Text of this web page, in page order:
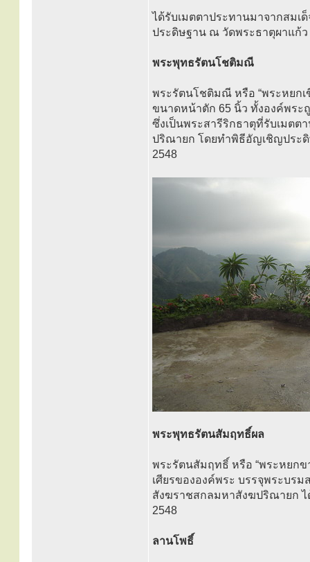
ได้รับเมตตาประทานมาจากสม
ประดิษฐาน ณ วัดพระธาตุผาแก้
พระพุทธรัตนโชติมณี
พระรัตนโชติมณี หรือ “พระหยกเ
ขนาดหน้าตัก 65 นิ้ว ทั้งองค์พระ
ซึ่งเป็นพระสารีริกธาตุที่รับเมต
ปริณายก โดยทำพิธีอัญเชิญประ
2548
พระพุทธรัตนสัมฤทธิ์ผล
พระรัตนสัมฤทธิ์ หรือ “พระหยก
เศียรขององค์พระ บรรจุพระบร
สังฆราชสกลมหาสังฆปริณายก
2548
ลานโพธิ์